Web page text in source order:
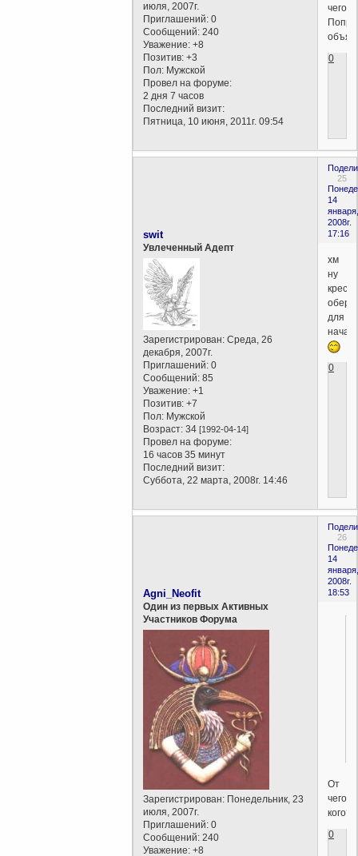
июля, 2007г.
Приглашений: 0
Сообщений: 240
Уважение: +8
Позитив: +3
Пол: Мужской
Провел на форуме:
2 дня 7 часов
Последний визит:
Пятница, 10 июня, 2011г. 09:54
чего?
0
25
14
января,
2008г.
17:16
swit
Увлеченный Адепт
Зарегистрирован: Среда, 26
декабря, 2007г.
Приглашений: 0
Сообщений: 85
Уважение: +1
Позитив: +7
Пол: Мужской
Возраст: 34[1992-04-14]
Провел на форуме:
16 часов 35 минут
Последний визит:
Суббота, 22 марта, 2008г. 14:46
хм
ну
для
0
26
14
января,
2008г.
18:53
Agni_Neofit
Один из первых Активных
Участников Форума
Зарегистрирован: Понедельник, 23
июля, 2007г.
Приглашений: 0
Сообщений: 240
Уважение: +8
От
чего/
кого?
0